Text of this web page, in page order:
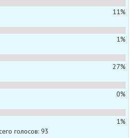
11%
1%
27%
0%
1%
голосов: 93